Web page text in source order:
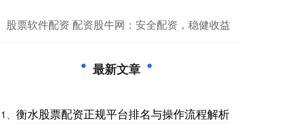
​股票软件配资 配资股牛网：安全配资，稳健收益
最新文章
1、 衡水股票配资正规平台排名与操作流程解析